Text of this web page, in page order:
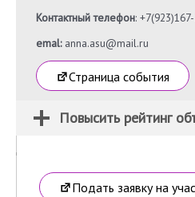
Контактный телефон:
emal: anna.asu@mail.ru
Страница события
Повысить рейтинг
Подать заявку на